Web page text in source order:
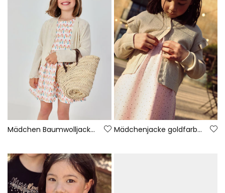
Mädchen Baumwolljacke weiß Mädchenjacke goldfarben